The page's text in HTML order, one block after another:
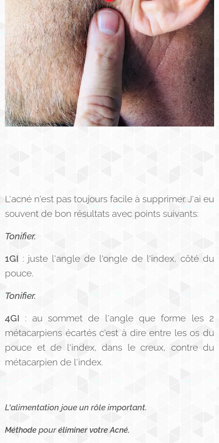
L'acné n'est pas toujours facile à supprimer. J'ai eu
souvent de bon résultats avec points suivants:
Tonifier.
1GI : juste l'angle de l'ongle de l'index, côté du
pouce.
Tonifier.
4GI : au sommet de l'angle que forme les 2
métacarpiens écartés c'est à dire entre les os du
pouce et de l'index, dans le creux, contre du
métacarpien de l'index.
L'alimentation joue un rôle important.
Méthode pouréliminer votre Acné.